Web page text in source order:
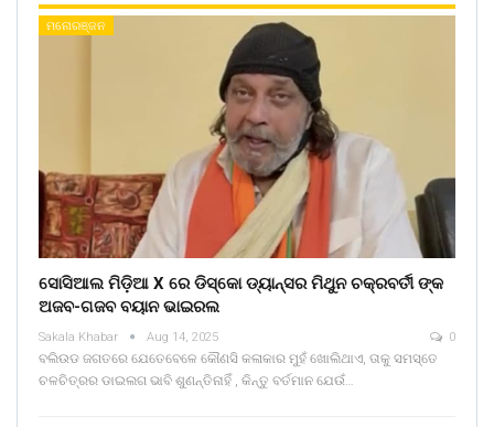
ମନୋରଞ୍ଜନ
ସୋସିଆଲ ମିଡ଼ିଆ X ରେ ଡିସ୍କୋ ଡ୍ୟାନ୍ସର ମିଥୁନ ଚକ୍ରବର୍ତୀ ଙ୍କ
ଅଜବ-ଗଜବ ବୟାନ ଭାଇରଲ
Sakala Khabar Aug 14, 2025 0
ବଲିଉଡ ଜଗତରେ ଯେତେବେଳେ କୌଣସି କଳାକାର ମୁହଁ ଖୋଲିଥାଏ, ତାକୁ ସମସ୍ତେ
ଚଳଚିତ୍ରର ଡାଇଲଗ ଭାବି ଶୁଣନ୍ତିନାହିଁ , କିନ୍ତୁ ବର୍ତମାନ ଯେଉଁ…